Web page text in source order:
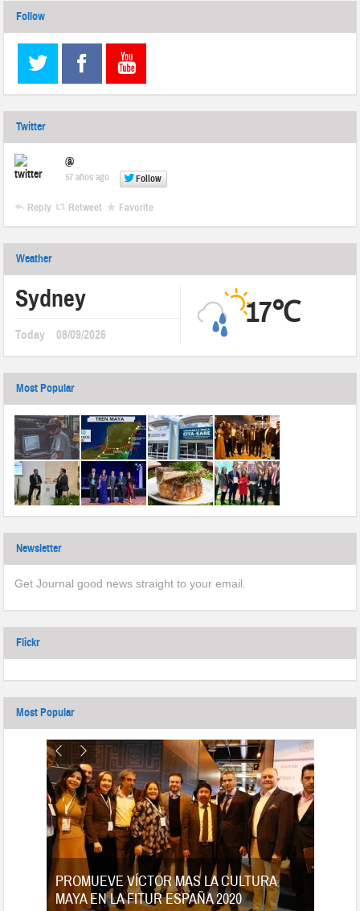
Follow
Twitter
@
57 años ago Follow
Reply Retweet Favorite
Weather
Sydney
Today 08/09/2026
17℃
Most Popular
Newsletter
Get Journal good news straight to your email.
Flickr
Most Popular
PROMUEVE VÍCTOR MAS LA CULTURA
MAYA EN LA FITUR ESPAÑA 2020